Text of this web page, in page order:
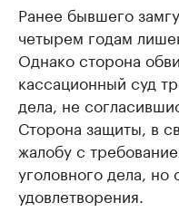
Ранее бывшего
четырем годам
Однако сторона
кассационный суд
дела, не
Сторона защиты, в
жалобу с
уголовного дела, но
удовлетворения.